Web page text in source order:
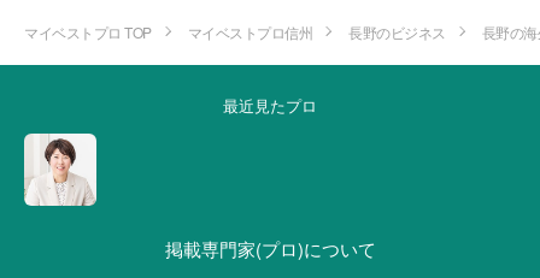
マイベストプロ TOP マイベストプロ信州 長野のビジネス 長野の
最近見たプロ
掲載専門家(プロ)について